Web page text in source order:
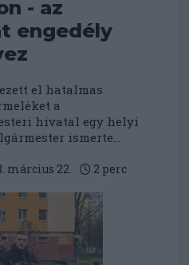
- az
engedély
el hatalmas
a
hivatal egy helyi
ismerte...
március 22. 2 perc